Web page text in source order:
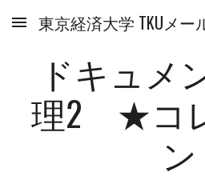
Skip to main content
東京経済大学 TKUメー
ドキュメ
理2 ★コ
ン